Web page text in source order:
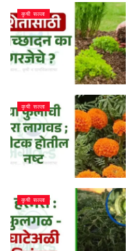
कृषी सल्ला
कृषी सल्ला
कृषी सल्ला